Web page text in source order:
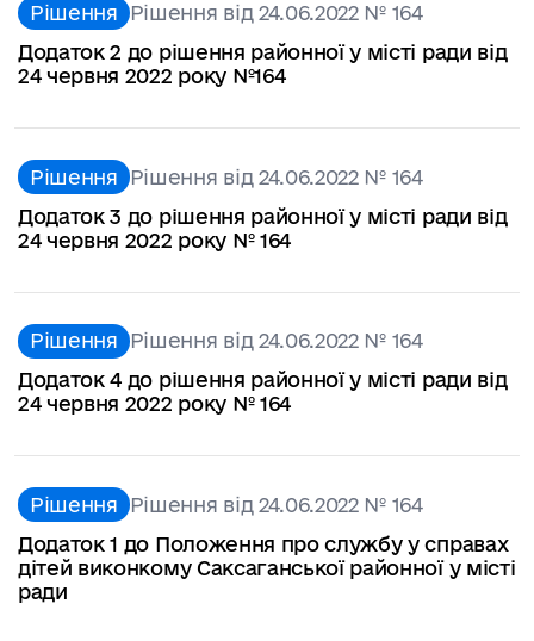
Рішення Рішення від 24.06.2022 № 164
Додаток 2 до рішення районної у місті ради від
24 червня 2022 року №164
Рішення Рішення від 24.06.2022 № 164
Додаток 3 до рішення районної у місті ради від
24 червня 2022 року № 164
Рішення Рішення від 24.06.2022 № 164
Додаток 4 до рішення районної у місті ради від
24 червня 2022 року № 164
Рішення Рішення від 24.06.2022 № 164
Додаток 1 до Положення про службу у справах
дітей виконкому Саксаганської районної у місті
ради